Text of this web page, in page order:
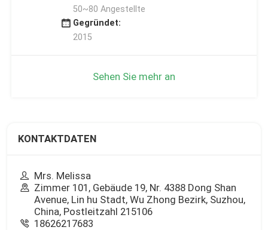
50~80 Angestellte
Gegründet:
2015
Sehen Sie mehr an
KONTAKTDATEN
Mrs. Melissa
Zimmer 101, Gebäude 19, Nr. 4388 Dong Shan
Avenue, Lin hu Stadt, Wu Zhong Bezirk, Suzhou,
China, Postleitzahl 215106
18626217683